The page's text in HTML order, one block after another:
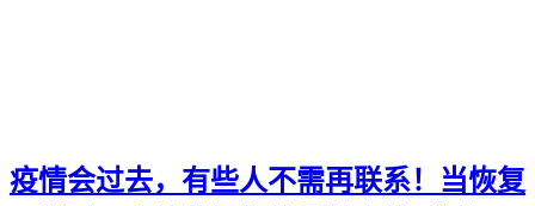
疫情会过去，有些人不需再联系！当恢复